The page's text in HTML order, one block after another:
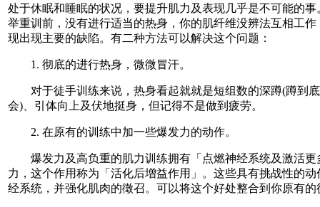
处于休眠和睡眠的状况，要提升肌力及表现几乎是不可能的
举重训前，没有进行适当的热身，你的肌纤维没辨法互相工
现出现主要的缺陷。有二种方法可以解决这个问题：
1. 彻底的进行热身，微微冒汗。
对于徒手训练来说，热身看起就就是短组数的深蹲(蹲到
会)、引体向上及伏地挺身，但记得不是做到疲劳。
2. 在原有的训练中加一些爆发力的动作。
爆发力及高负重的肌力训练拥有「点燃神经系统及激活更
力，这个作用称为「活化后增益作用」。这些具有挑战性的
经系统，并强化肌肉的徵召。可以将这个好处整合到你原有的